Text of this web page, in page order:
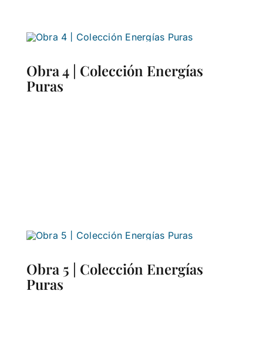
Obra 4 | Colección Energías
Puras
Obra 5 | Colección Energías
Puras